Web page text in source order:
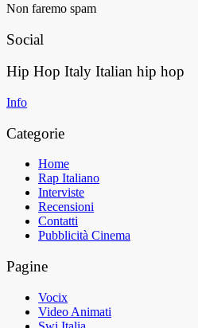
Non faremo spam
Social
Hip Hop Italy Italian hip hop
Info
Categorie
Home
Rap Italiano
Interviste
Recensioni
Contatti
Pubblicità Cinema
Pagine
Vocix
Video Animati